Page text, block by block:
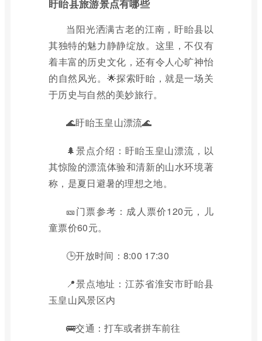
盱眙县旅游景点有哪些
当阳光洒满古老的江南，盱眙县以
其独特的魅力静静绽放。这里，不仅有
着丰富的历史文化，还有令人心旷神怡
的自然风光。🌟探索盱眙，就是一场关
于历史与自然的美妙旅行。
🌊盱眙玉皇山漂流🌊
🌲景点介绍：盱眙玉皇山漂流，以
其惊险的漂流体验和清新的山水环境著
称，是夏日避暑的理想之地。
🎫门票参考：成人票价120元，儿
童票价60元。
🕒开放时间：8:00 17:30
📍景点地址：江苏省淮安市盱眙县
玉皇山风景区内
🚌交通：打车或者拼车前往